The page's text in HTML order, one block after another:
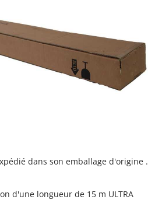
dans son emballage d'origine .
d'une longueur de 15 m ULTRA